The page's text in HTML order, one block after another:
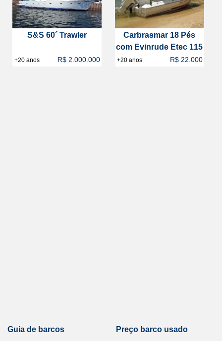
S&S 60´ Trawler
+20 anos R$ 2.000.000
Carbrasmar 18 Pés
com Evinrude Etec 115
+20 anos R$ 22.000
Guia de barcos Preço barco usado